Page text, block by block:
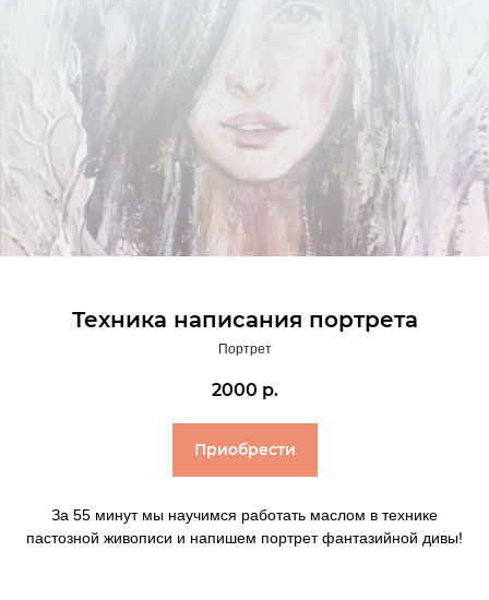
Техника написания портрета
Портрет
2000 р.
Приобрести
За 55 минут мы научимся работать маслом в технике
пастозной живописи и напишем портрет фантазийной дивы!